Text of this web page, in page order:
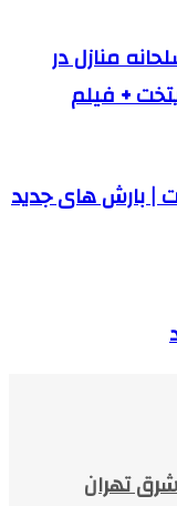
منازل در
+ فیلم
| بارش های جدید
تهران